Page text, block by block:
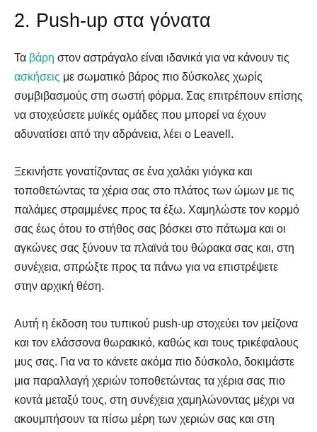
2. Push-up στα γόνατα
Τα βάρη στον αστράγαλο είναι ιδανικά για να κάνουν τις
ασκήσεις με σωματικό βάρος πιο δύσκολες χωρίς
συμβιβασμούς στη σωστή φόρμα. Σας επιτρέπουν επίσης
να στοχεύσετε μυϊκές ομάδες που μπορεί να έχουν
αδυνατίσει από την αδράνεια, λέει ο Leavell.
Ξεκινήστε γονατίζοντας σε ένα χαλάκι γιόγκα και
τοποθετώντας τα χέρια σας στο πλάτος των ώμων με τις
παλάμες στραμμένες προς τα έξω. Χαμηλώστε τον κορμό
σας έως ότου το στήθος σας βόσκει στο πάτωμα και οι
αγκώνες σας ξύνουν τα πλαϊνά του θώρακα σας και, στη
συνέχεια, σπρώξτε προς τα πάνω για να επιστρέψετε
στην αρχική θέση.
Αυτή η έκδοση του τυπικού push-up στοχεύει τον μείζονα
και τον ελάσσονα θωρακικό, καθώς και τους τρικέφαλους
μυς σας. Για να το κάνετε ακόμα πιο δύσκολο, δοκιμάστε
μια παραλλαγή χεριών τοποθετώντας τα χέρια σας πιο
κοντά μεταξύ τους, στη συνέχεια χαμηλώνοντας μέχρι να
ακουμπήσουν τα πίσω μέρη των χεριών σας και στη